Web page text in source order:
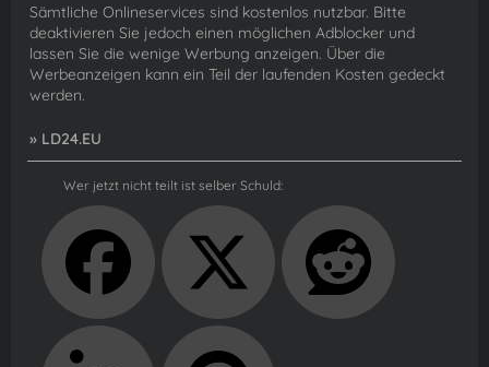
Sämtliche Onlineservices sind kostenlos nutzbar. Bitte
deaktivieren Sie jedoch einen möglichen Adblocker und
lassen Sie die wenige Werbung anzeigen. Über die
Werbeanzeigen kann ein Teil der laufenden Kosten gedeckt
werden.
» LD24.EU
Wer jetzt nicht teilt ist selber Schuld: